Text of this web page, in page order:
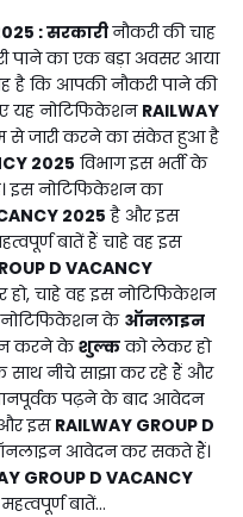
: सरकारीनौकरी की चाह
पाने का एक बड़ा अवसर आया
कि आपकी नौकरी पाने की
यह नोटिफिकेशन RAILWAY
से जारी करने का संकेत हुआ है
2025 विभाग इस भर्ती के
इस नोटिफिकेशन का
2025 है और इस
बातें हैं चाहे वह इस
D VACANCY
चाहे वह इस नोटिफिकेशन
केऑनलाइन
करने केशुल्कको लेकर हो
नीचे साझा कर रहे हैं और
पढ़ने के बाद आवेदन
इस RAILWAY GROUP D
आवेदन कर सकते हैं।
GROUP D VACANCY
बातें...